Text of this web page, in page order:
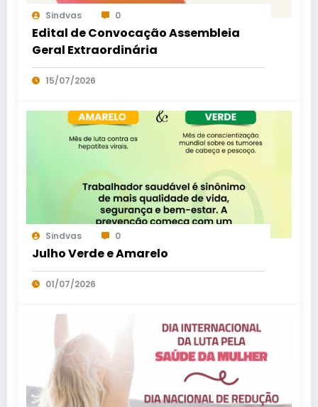
Sindvas 0
Edital de Convocação Assembleia
Geral Extraordinária
15/07/2026
Sindvas 0
Julho Verde e Amarelo
01/07/2026